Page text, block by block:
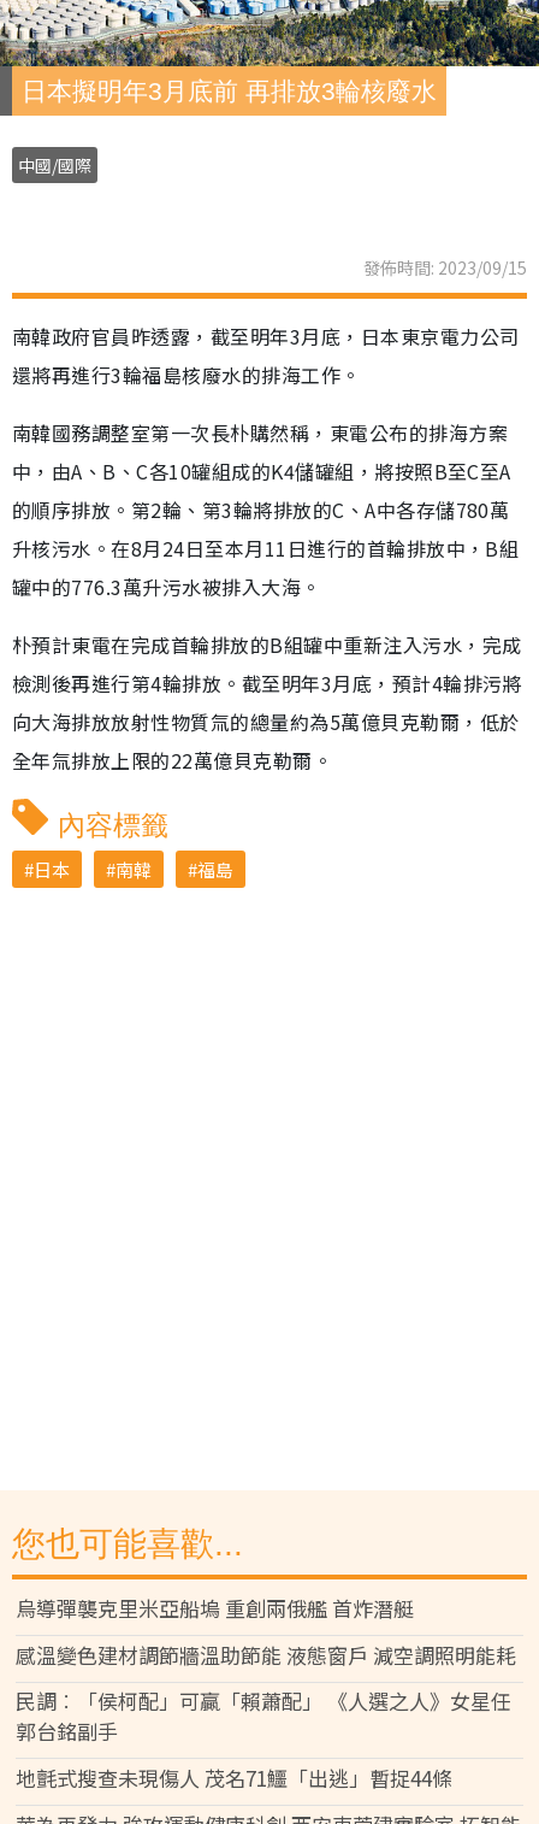
日本擬明年3月底前 再排放3輪核廢水
中國/國際
發佈時間: 2023/09/15
南韓政府官員昨透露，截至明年3月底，日本東京電力公司
還將再進行3輪福島核廢水的排海工作。
南韓國務調整室第一次長朴購然稱，東電公布的排海方案
中，由A、B、C各10罐組成的K4儲罐組，將按照B至C至A
的順序排放。第2輪、第3輪將排放的C、A中各存儲780萬
升核污水。在8月24日至本月11日進行的首輪排放中，B組
罐中的776.3萬升污水被排入大海。
朴預計東電在完成首輪排放的B組罐中重新注入污水，完成
檢測後再進行第4輪排放。截至明年3月底，預計4輪排污將
向大海排放放射性物質氚的總量約為5萬億貝克勒爾，低於
全年氚排放上限的22萬億貝克勒爾。
內容標籤
日本 南韓 福島
您也可能喜歡...
烏導彈襲克里米亞船塢 重創兩俄艦 首炸潛艇
感溫變色建材調節牆溫助節能 液態窗戶 減空調照明能耗
民調︰「侯柯配」可贏「賴蕭配」 《人選之人》女星任
郭台銘副手
地氈式搜查未現傷人 茂名71鱷「出逃」暫捉44條